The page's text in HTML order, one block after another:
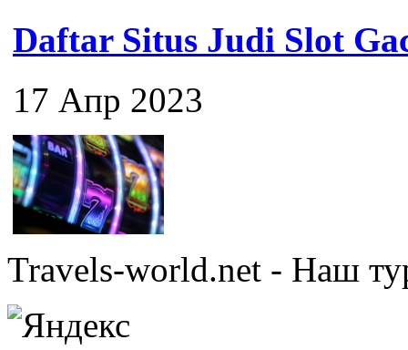
Daftar Situs Judi Slot
17 Апр 2023
Travels-world.net - Наш